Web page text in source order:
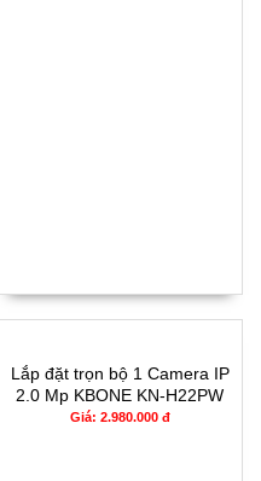
Lắp đặt trọn bộ 1 Camera IP
2.0 Mp KBONE KN-H22PW
Giá: 2.980.000 đ